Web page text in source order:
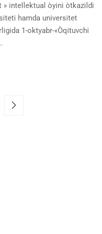
» intellektual òyini òtkazildi
hamda universitet
1-oktyabr-«Òqituvchi